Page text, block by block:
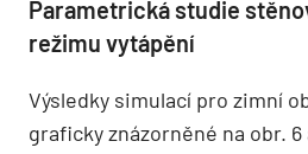
Parametrická studie
režimu vytápění
Výsledky simulací pro zimní
graficky znázorněné na obr.